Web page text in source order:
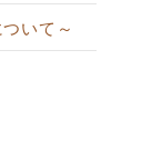
いて～